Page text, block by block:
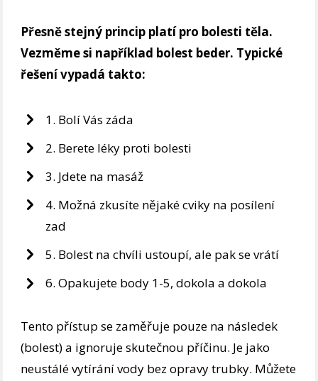
Přesně stejný princip platí pro bolesti těla.
Vezměme si například bolest beder. Typické
řešení vypadá takto:
1. Bolí Vás záda
2. Berete léky proti bolesti
3. Jdete na masáž
4. Možná zkusíte nějaké cviky na posílení
zad
5. Bolest na chvíli ustoupí, ale pak se vrátí
6. Opakujete body 1-5, dokola a dokola
Tento přístup se zaměřuje pouze na následek
(bolest) a ignoruje skutečnou příčinu. Je jako
neustálé vytírání vody bez opravy trubky. Můžete